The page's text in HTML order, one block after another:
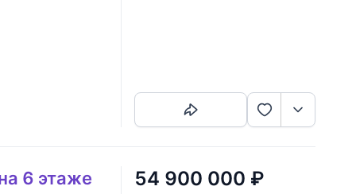
6 этаже 54 900 000 ₽